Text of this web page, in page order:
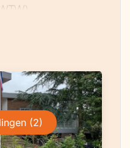
onze douche
Het
minder water
ventilatieIn de
ventilatiesysteem
(2)